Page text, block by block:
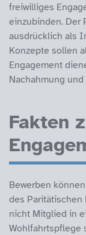
freiwilliges
einzubinden. Der
ausdrücklich als
Konzepte sollen
Engagement
Nachahmung
Fakten
Bewerben
des Paritätischen
nicht Mitglied in
Wohlfahrtspflege